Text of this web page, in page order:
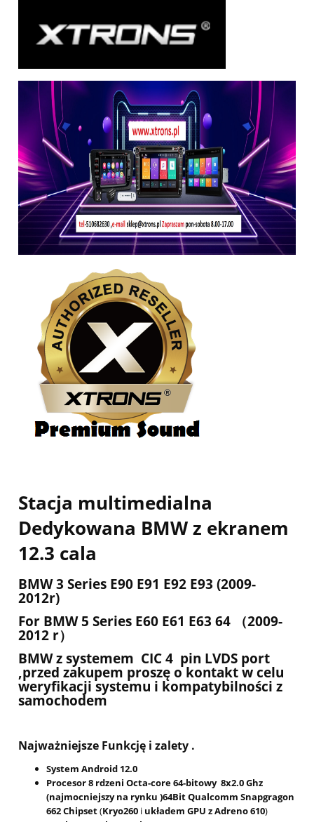
Stacja multimedialna
Dedykowana BMW z ekranem
12.3 cala
BMW 3 Series E90 E91 E92 E93 (2009-
2012r)
For BMW 5 Series E60 E61 E63 64 （2009-
2012 r）
BMW z systemem CIC 4 pin LVDS port
,przed zakupem proszę o kontakt w celu
weryfikacji systemu i kompatybilności z
samochodem
Najważniejsze Funkcję i zalety .
System Android 12.0
Procesor 8 rdzeni Octa-core 64-bitowy 8x2.0 Ghz
(najmocniejszy na rynku )64Bit Qualcomm Snapgragon
662 Chipset(Kryo260 i układem GPU z Adreno 610)